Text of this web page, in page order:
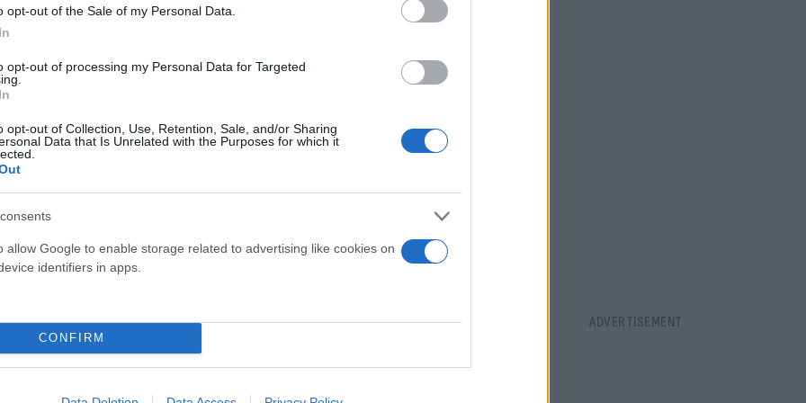
opt-out of the Sale of my Personal Data.
opt-out of processing my Personal Data for Targeted
opt-out of Collection, Use, Retention, Sale, and/or Sharing
Data that Is Unrelated with the Purposes for which it
allow Google to enable storage related to advertising like cookies on
identifiers in apps.
CONFIRM
από το Τμήμα Φαρμακευτικής του Πανεπιστημίου Κορνέλ
των καρκινικών κυττάρων
και ότι η ανακάλυψή τους
καρκίνου, βοηθώντας στον προσδιορισμό των ασθενών που